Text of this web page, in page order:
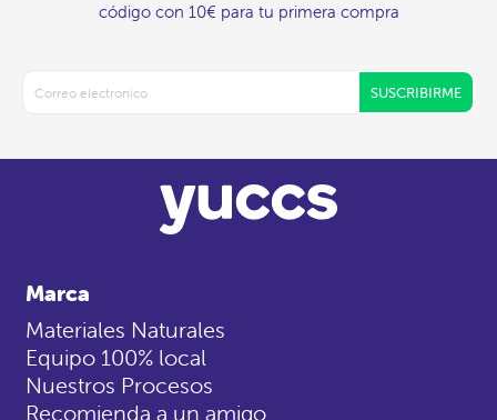
código con 10€ para tu primera compra
SUSCRIBIRME
Marca
Materiales Naturales
Equipo 100% local
Nuestros Procesos
Recomienda a un amigo